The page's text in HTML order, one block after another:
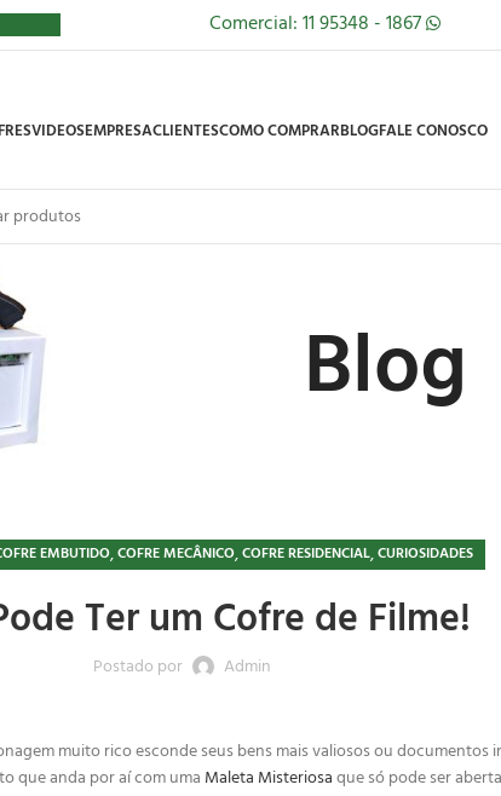
Comercial: 11 95348 - 1867
VIDEOSEMPRESACLIENTESCOMO COMPRARBLOGFALE CONOSCO
Blog
EMBUTIDO,COFRE MECÂNICO,COFRE RESIDENCIAL,CURIOSIDADES
Ter um Cofre de Filme!
Postado por Admin
muito rico esconde seus bens mais valiosos ou documentos
que anda por aí com uma Maleta Misteriosaque só pode ser